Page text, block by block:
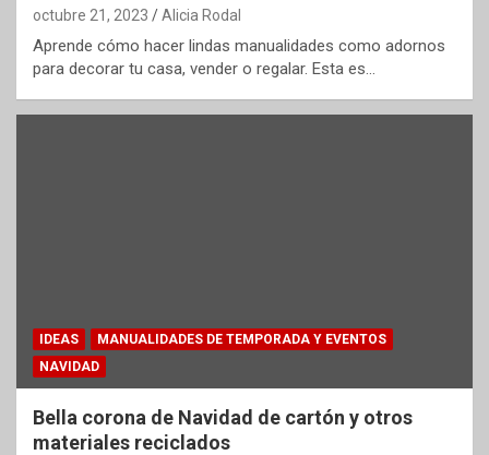
octubre 21, 2023 Alicia Rodal
Aprende cómo hacer lindas manualidades como adornos
para decorar tu casa, vender o regalar. Esta es…
IDEAS
MANUALIDADES DE TEMPORADA Y EVENTOS
NAVIDAD
Bella corona de Navidad de cartón y otros
materiales reciclados